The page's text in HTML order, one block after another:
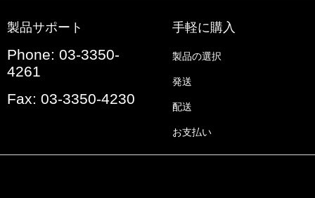
製品サポート
Phone: 03-3350-
4261
Fax: 03-3350-4230
手軽に購入
製品の選択
発送
配送
お支払い